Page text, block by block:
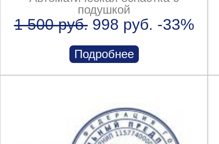
подушкой
1 500 руб.998 руб. -33%
Подробнее